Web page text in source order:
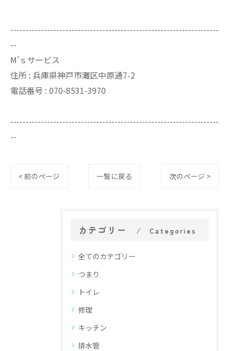
--------------------------------------------------------------------
--
M’ｓサービス
住所 : 兵庫県神戸市灘区中原通7-2
電話番号 : 070-8531-3970
--------------------------------------------------------------------
--
< 前のページ 一覧に戻る 次のページ >
カテゴリー Categories
全てのカテゴリー
つまり
トイレ
修理
キッチン
排水管